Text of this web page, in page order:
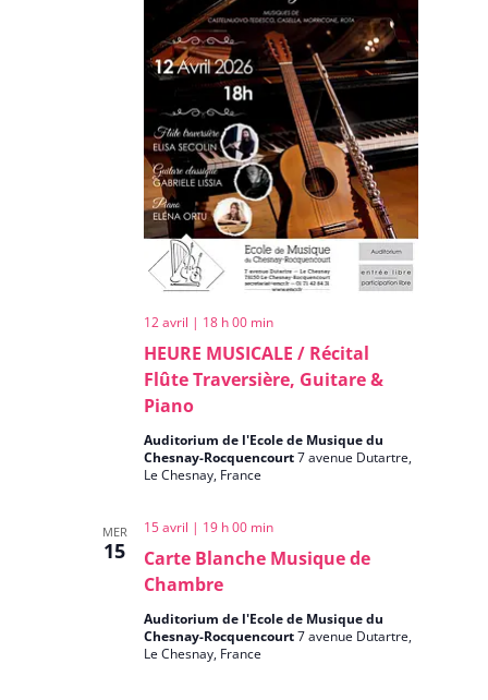
HEURE MUSICALE / Récital
Flûte Traversière, Guitare &
Piano
12 avril | 18 h 00 min
Auditorium de l'Ecole de Musique du
Chesnay-Rocquencourt7 avenue Dutartre,
Le Chesnay, France
MER
15
Carte Blanche Musique de
Chambre
15 avril | 19 h 00 min
Auditorium de l'Ecole de Musique du
Chesnay-Rocquencourt7 avenue Dutartre,
Le Chesnay, France